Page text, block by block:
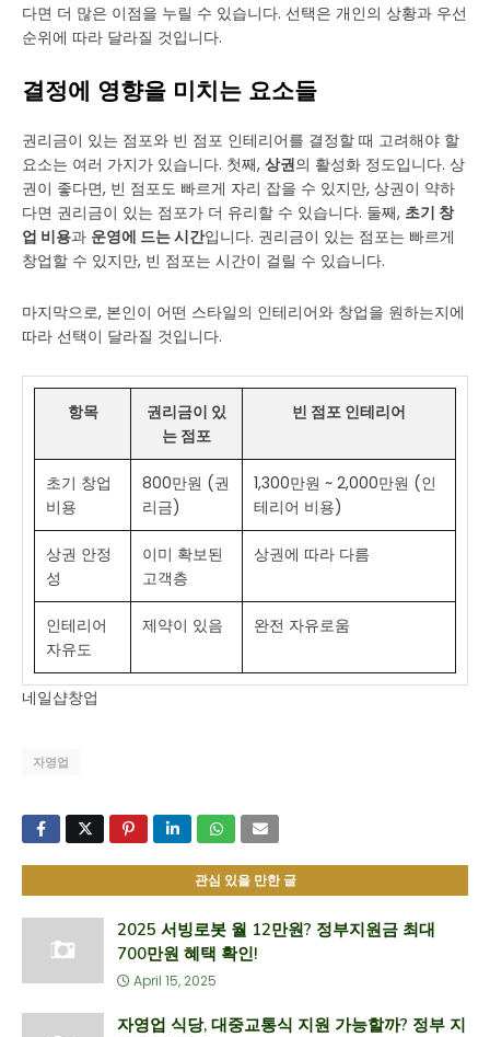
다면 더 많은 이점을 누릴 수 있습니다. 선택은 개인의 상황과 우선
순위에 따라 달라질 것입니다.
결정에 영향을 미치는 요소들
권리금이 있는 점포와 빈 점포 인테리어를 결정할 때 고려해야 할
요소는 여러 가지가 있습니다. 첫째, 상권의 활성화 정도입니다. 상
권이 좋다면, 빈 점포도 빠르게 자리 잡을 수 있지만, 상권이 약하
다면 권리금이 있는 점포가 더 유리할 수 있습니다. 둘째, 초기 창
업 비용과 운영에 드는 시간입니다. 권리금이 있는 점포는 빠르게
창업할 수 있지만, 빈 점포는 시간이 걸릴 수 있습니다.
마지막으로, 본인이 어떤 스타일의 인테리어와 창업을 원하는지에
따라 선택이 달라질 것입니다.
항목
권리금이 있
는 점포
빈 점포 인테리어
초기 창업
비용
800만원 (권
리금)
1,300만원 ~ 2,000만원 (인
테리어 비용)
상권 안정
성
이미 확보된
고객층
상권에 따라 다름
인테리어
자유도
제약이 있음 완전 자유로움
네일샵창업
자영업
관심 있을 만한 글
2025 서빙로봇 월 12만원? 정부지원금 최대
700만원 혜택 확인!
April 15, 2025
자영업 식당, 대중교통식 지원 가능할까? 정부 지